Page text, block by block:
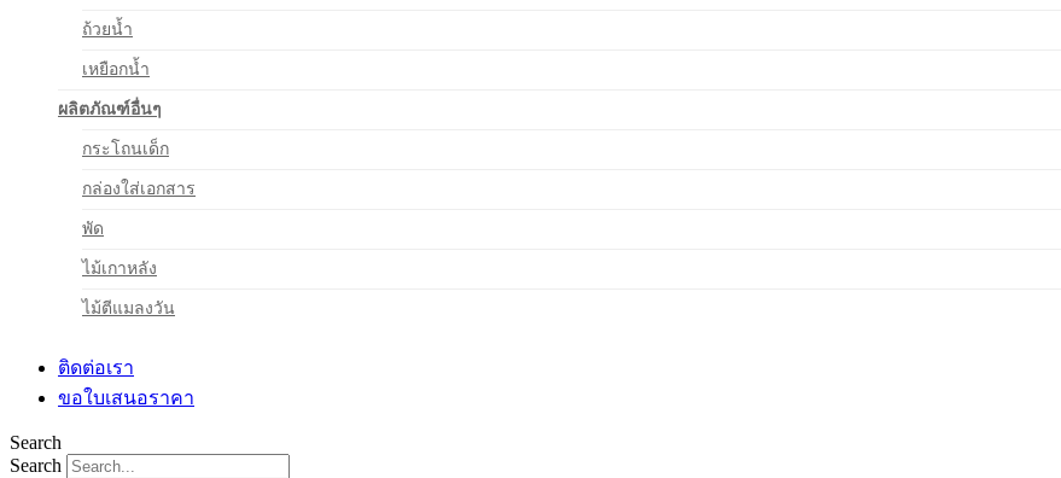
ถ้วยน้ำ
เหยือกน้ำ
ผลิตภัณฑ์อื่นๆ
กระโถนเด็ก
กล่องใส่เอกสาร
พัด
ไม้เกาหลัง
ไม้ตีแมลงวัน
ติดต่อเรา
ขอใบเสนอราคา
Search
Search